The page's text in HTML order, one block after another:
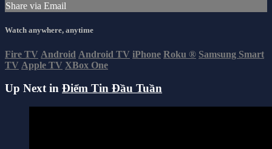
Share via Email
Watch anywhere, anytime
Fire TV Android Android TV iPhone Roku ® Samsung Smart
TV Apple TV XBox One
Up Next in Điểm Tin Đầu Tuần